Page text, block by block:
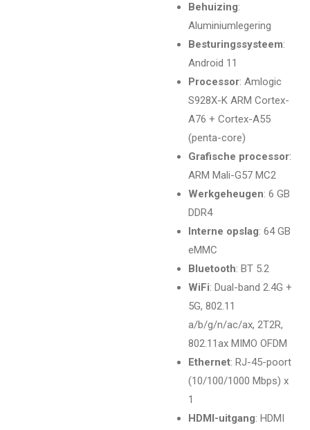
Behuizing:
Aluminiumlegering
Besturingssysteem:
Android 11
Processor: Amlogic
S928X-K ARM Cortex-
A76 + Cortex-A55
(penta-core)
Grafische processor:
ARM Mali-G57 MC2
Werkgeheugen: 6 GB
DDR4
Interne opslag: 64 GB
eMMC
Bluetooth: BT 5.2
WiFi: Dual-band 2.4G +
5G, 802.11
a/b/g/n/ac/ax, 2T2R,
802.11ax MIMO OFDM
Ethernet: RJ-45-poort
(10/100/1000 Mbps) x
1
HDMI-uitgang: HDMI